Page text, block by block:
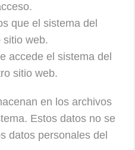
que el sistema del
sitio web.
accede el sistema del
sitio web.
en los archivos
Estos datos no se
datos personales del